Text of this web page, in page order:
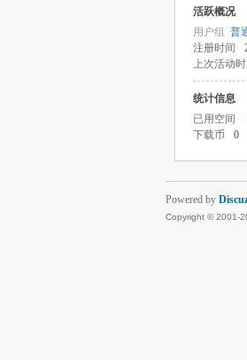
活跃概况
用户组 普
注册时间
上次活动时
统计信息
已用空间
下载币
0
Powered by
Copyright © 2001-